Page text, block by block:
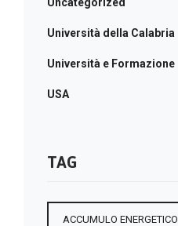
Università della Calabria
Università e Formazione
USA
TAG
ACCUMULO ENERGETICO